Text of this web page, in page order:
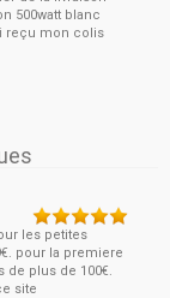
500watt blanc
reçu mon colis
les petites
pour la premiere
plus de 100€.
site